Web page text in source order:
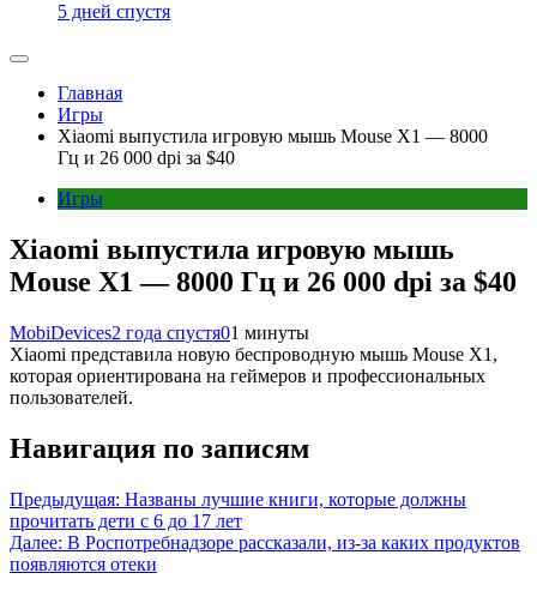
5 дней спустя
Главная
Игры
Xiaomi выпустила игровую мышь Mouse X1 — 8000
Гц и 26 000 dpi за $40
Игры
Xiaomi выпустила игровую мышь
Mouse X1 — 8000 Гц и 26 000 dpi за $40
MobiDevices2 года спустя01 минуты
Xiaomi представила новую беспроводную мышь Mouse X1,
которая ориентирована на геймеров и профессиональных
пользователей.
Навигация по записям
Предыдущая: Названы лучшие книги, которые должны
прочитать дети с 6 до 17 лет
Далее: В Роспотребнадзоре рассказали, из-за каких продуктов
появляются отеки